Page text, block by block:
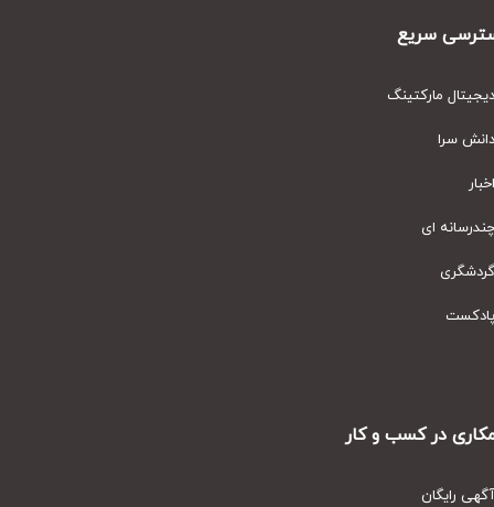
سریع
مارکتینگ
سرا
ای
در کسب و کار
رایگان